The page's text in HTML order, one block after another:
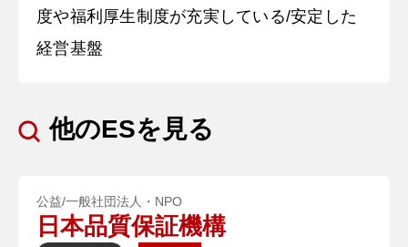
度や福利厚生制度が充実している/安定した
経営基盤
他のESを見る
公益/一般社団法人・NPO
日本品質保証機構